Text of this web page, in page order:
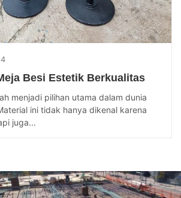
Besi Estetik Berkualitas
menjadi pilihan utama dalam dunia
ini tidak hanya dikenal karena
juga...